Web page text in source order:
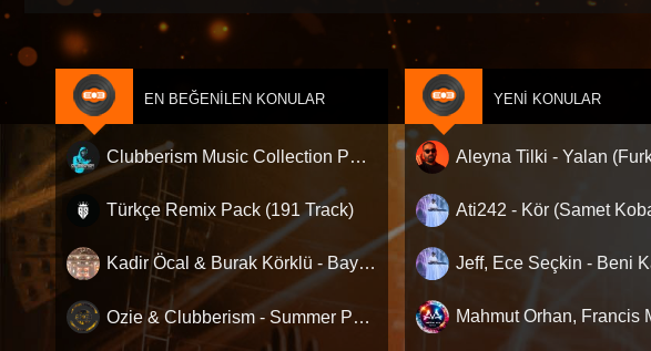
EN BEĞENILEN KONULAR
Clubberism Music Collection Pack Vol. 4 | by ʍ͝ʌʀco͜ ʌɴϯσɴio ҇
Türkçe Remix Pack (191 Track)
Kadir Öcal & Burak Körklü - Bayrama Özel Pack
Ozie & Clubberism - Summer Pack Vol.1
YENI KONULAR